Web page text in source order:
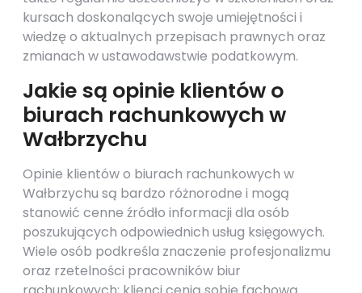
kursach doskonalących swoje umiejętności i
wiedzę o aktualnych przepisach prawnych oraz
zmianach w ustawodawstwie podatkowym.
Jakie są opinie klientów o
biurach rachunkowych w
Wałbrzychu
Opinie klientów o biurach rachunkowych w
Wałbrzychu są bardzo różnorodne i mogą
stanowić cenne źródło informacji dla osób
poszukujących odpowiednich usług księgowych.
Wiele osób podkreśla znaczenie profesjonalizmu
oraz rzetelności pracowników biur